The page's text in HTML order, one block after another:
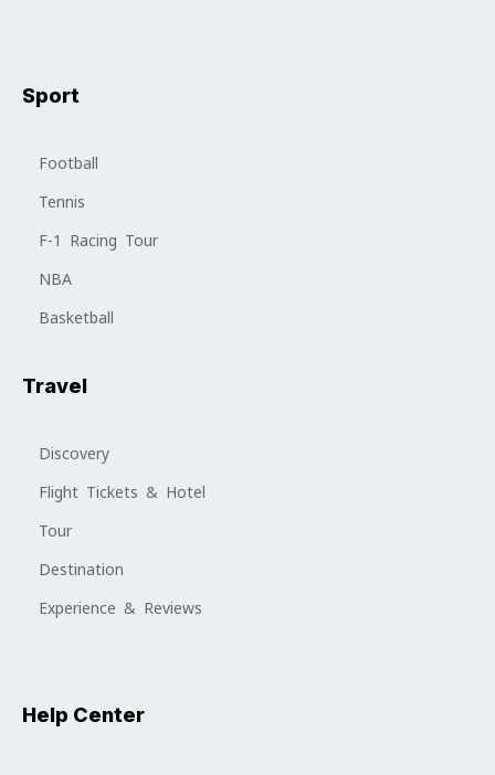
Sport
Football
Tennis
F-1 Racing Tour
NBA
Basketball
Travel
Discovery
Flight Tickets & Hotel
Tour
Destination
Experience & Reviews
Help Center